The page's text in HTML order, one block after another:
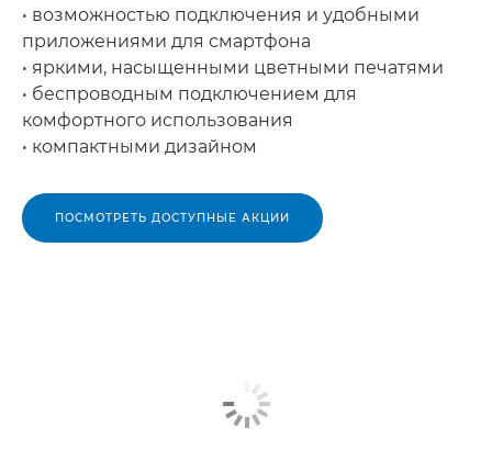
• возможностью подключения и удобными
приложениями для смартфона
• яркими, насыщенными цветными печатями
• беспроводным подключением для
комфортного использования
• компактными дизайном
ПОСМОТРЕТЬ ДОСТУПНЫЕ АКЦИИ